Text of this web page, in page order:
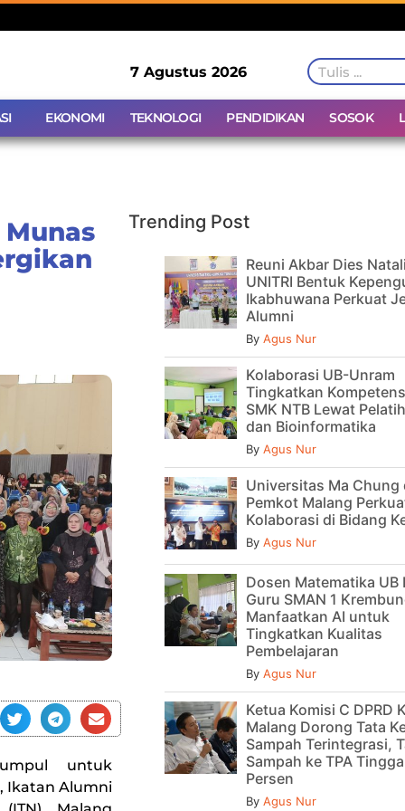
7 Agustus 2026
EKONOMI TEKNOLOGI PENDIDIKAN SOSOK
untuk
Ikatan Alumni
Trending Post
Reuni Akbar Dies
UNITRI Bentuk
Ikabhuwana Perkuat
Alumni
By Agus Nur
Kolaborasi UB-Unram
Tingkatkan
SMK NTB Lewat
dan Bioinformatika
By Agus Nur
Universitas Ma Chung
Pemkot Malang
Kolaborasi di Bidang
By Agus Nur
Dosen Matematika UB
Guru SMAN 1
Manfaatkan AI untuk
Tingkatkan Kualitas
Pembelajaran
By Agus Nur
Ketua Komisi C DPRD
Malang Dorong Tata
Sampah Terintegrasi,
Sampah ke TPA
Persen
By Agus Nur